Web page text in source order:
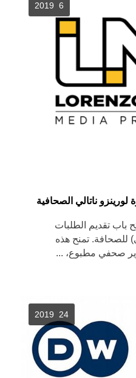
6 2019
ناتالي الصحافية
باب تقديم الطلبات
للصحافة. تمنح هذه
صحفي مطبوع، ...
24 2019